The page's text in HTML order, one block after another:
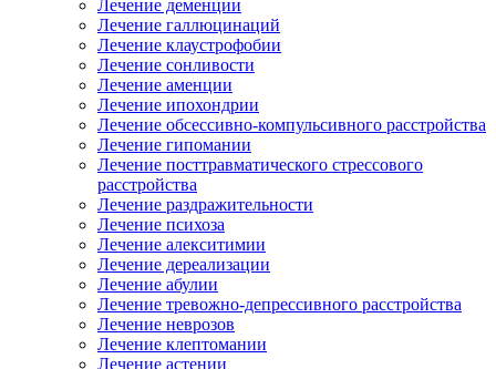
Лечение деменции
Лечение галлюцинаций
Лечение клаустрофобии
Лечение сонливости
Лечение аменции
Лечение ипохондрии
Лечение обсессивно-компульсивного расстройства
Лечение гипомании
Лечение посттравматического стрессового
расстройства
Лечение раздражительности
Лечение психоза
Лечение алекситимии
Лечение дереализации
Лечение абулии
Лечение тревожно-депрессивного расстройства
Лечение неврозов
Лечение клептомании
Лечение астении